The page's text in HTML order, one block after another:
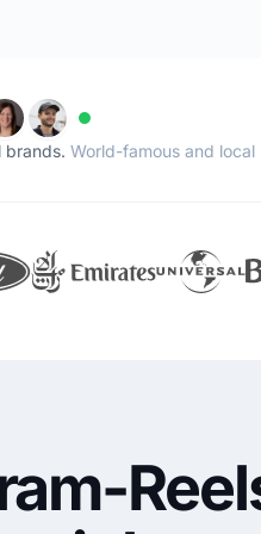
World-famous and local